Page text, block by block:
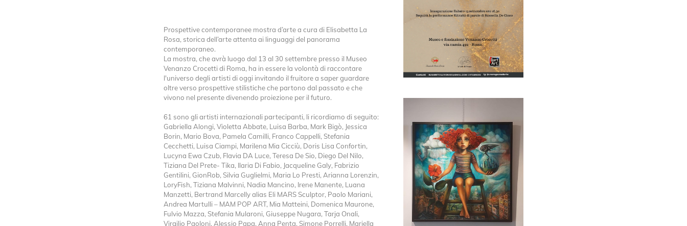
Prospettive contemporanee mostra d’arte a cura di Elisabetta La
Rosa, storica dell’arte attenta ai linguaggi del panorama
contemporaneo.
La mostra, che avrà luogo dal 13 al 30 settembre presso il Museo
Venanzo Crocetti di Roma, ha in essere la volontà di raccontare
l'universo degli artisti di oggi invitando il fruitore a saper guardare
oltre verso prospettive stilistiche che partono dal passato e che
vivono nel presente divenendo proiezione per il futuro.
61 sono gli artisti internazionali partecipanti, li ricordiamo di seguito:
Gabriella Alongi, Violetta Abbate, Luisa Barba, Mark Bigò, Jessica
Borin, Mario Bova, Pamela Camilli, Franco Cappelli, Stefania
Cecchetti, Luisa Ciampi, Marilena Mia Cicciù, Doris Lisa Confortin,
Lucyna Ewa Czub, Flavia DA Luce, Teresa De Sio, Diego Del Nilo,
Tiziana Del Prete- Tika, Ilaria Di Fabio, Jacqueline Galy, Fabrizio
Gentilini, GionRob, Silvia Guglielmi, Maria Lo Presti, Arianna Lorenzin,
LoryFish, Tiziana Malvinni, Nadia Mancino, Irene Manente, Luana
Manzetti, Bertrand Marcelly alias Eli MARS Sculptor, Paolo Mariani,
Andrea Martulli – MAM POP ART, Mia Matteini, Domenica Maurone,
Fulvio Mazza, Stefania Mularoni, Giuseppe Nugara, Tarja Onali,
Virgilio Paoloni, Alessio Papa, Anna Penta, Simone Porrelli, Mariella